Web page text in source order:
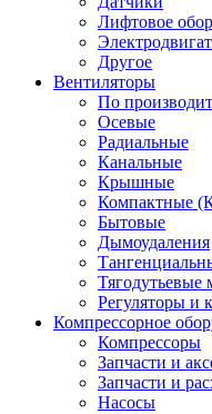
Лифтовое
Другое
Вентиляторы
По
Осевые
Радиальные
Канальные
Крышные
Компактные
Бытовые
Дымоудаления
Регуляторы и
Компрессорное
Компрессоры
Запчасти и
Запчасти и
Насосы